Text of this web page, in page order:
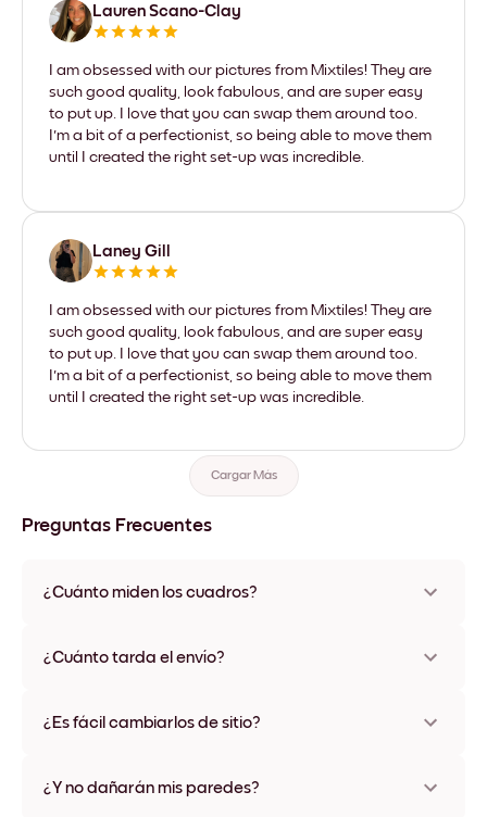
Lauren Scano-Clay
I am obsessed with our pictures from Mixtiles! They are
such good quality, look fabulous, and are super easy
to put up. I love that you can swap them around too.
I'm a bit of a perfectionist, so being able to move them
until I created the right set-up was incredible.
Laney Gill
I am obsessed with our pictures from Mixtiles! They are
such good quality, look fabulous, and are super easy
to put up. I love that you can swap them around too.
I'm a bit of a perfectionist, so being able to move them
until I created the right set-up was incredible.
Cargar Más
Preguntas Frecuentes
¿Cuánto miden los cuadros?
materiales y colores de marco, incluidas opciones sin marco y
¿Cuánto tarda el envío?
disponibles en algunos países. Te enviaremos un número de
¿Es fácil cambiarlos de sitio?
ningún daño
¿Y no dañarán mis paredes?